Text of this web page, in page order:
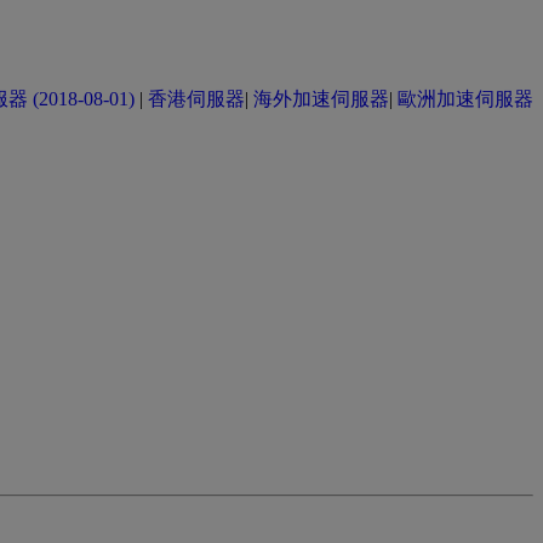
(2018-08-01) | 香港伺服器| 海外加速伺服器| 歐洲加速伺服器